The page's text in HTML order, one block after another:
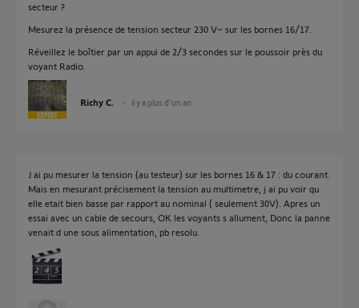
secteur ?
Mesurez la présence de tension secteur 230 V~ sur les bornes 16/17.
Réveillez le boîtier par un appui de 2/3 secondes sur le poussoir près du
voyant Radio.
Richy C. il y a plus d'un an
J ai pu mesurer la tension (au testeur) sur les bornes 16 & 17 : du courant.
Mais en mesurant précisement la tension au multimetre, j ai pu voir qu
elle etait bien basse par rapport au nominal ( seulement 30V). Apres un
essai avec un cable de secours, OK les voyants s allument, Donc la panne
venait d une sous alimentation, pb resolu.